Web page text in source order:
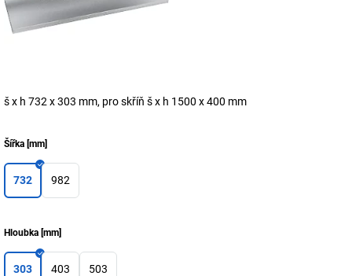
š x h 732 x 303 mm, pro skříň š x h 1500 x 400 mm
Šířka [mm]
732 982
Hloubka [mm]
303 403 503